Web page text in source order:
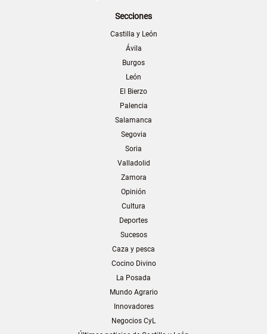
Secciones
Castilla y León
Ávila
Burgos
León
El Bierzo
Palencia
Salamanca
Segovia
Soria
Valladolid
Zamora
Opinión
Cultura
Deportes
Sucesos
Caza y pesca
Cocino Divino
La Posada
Mundo Agrario
Innovadores
Negocios CyL